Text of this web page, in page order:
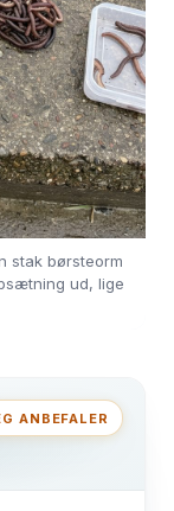
stak børsteorm
ud, lige
ANBEFALER